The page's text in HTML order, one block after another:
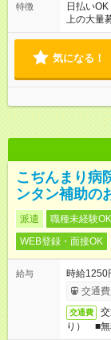
特徴 日払いOK
上の大量
気になる！
こぢんまり病
ンタン補助の
派遣 職種未経験OK
WEB登録・面接OK
給与
時給
交通
交通費
り） ■無